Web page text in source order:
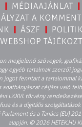
MÉDIAAJÁNLAT
A
ÁSZF
WEBSHOP
megjelenő szövegek,
egyéb tartalmak szerzői
jogot fenntart a tartalommal
adatbányászat céljára való
LXXVI. törvény
és a digitális
és a Tanács (EU)
alapján. © 2026 HETEK.HU